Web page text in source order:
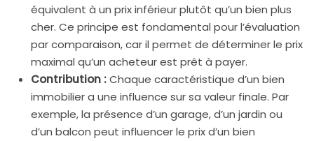
équivalent à un prix inférieur plutôt qu’un bien plus
cher. Ce principe est fondamental pour l’évaluation
par comparaison, car il permet de déterminer le prix
maximal qu’un acheteur est prêt à payer.
Contribution :Chaque caractéristique d’un bien
immobilier a une influence sur sa valeur finale. Par
exemple, la présence d’un garage, d’un jardin ou
d’un balcon peut influencer le prix d’un bien